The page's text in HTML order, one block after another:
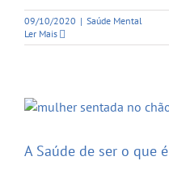
09/10/2020 | Saúde Mental
Ler Mais
A Saúde de ser o que é